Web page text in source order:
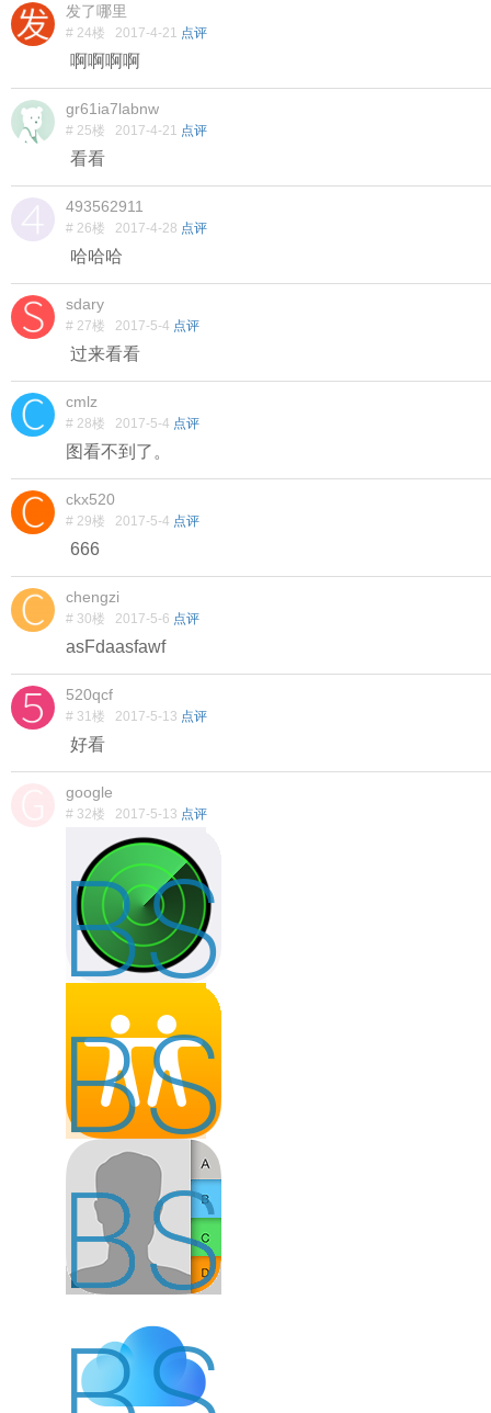
发了哪里
# 24楼 2017-4-21 点评
啊啊啊啊
gr61ia7labnw
# 25楼 2017-4-21 点评
看看
493562911
# 26楼 2017-4-28 点评
哈哈哈
sdary
# 27楼 2017-5-4 点评
过来看看
cmlz
# 28楼 2017-5-4 点评
图看不到了。
ckx520
# 29楼 2017-5-4 点评
666
chengzi
# 30楼 2017-5-6 点评
asFdaasfawf
520qcf
# 31楼 2017-5-13 点评
好看
google
# 32楼 2017-5-13 点评